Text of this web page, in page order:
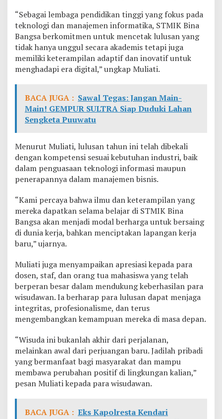
s
n
M
u
l
i
a
S
a
i
n
“Sebagai lembaga pendidikan tinggi yang fokus pada
teknologi dan manajemen informatika, STMIK Bina
Bangsa berkomitmen untuk mencetak lulusan yang
tidak hanya unggul secara akademis tetapi juga
memiliki keterampilan adaptif dan inovatif untuk
menghadapi era digital,” ungkap Muliati.
BACA JUGA : Sawal Tegas: Jangan Main-
Main! GEMPUR SULTRA Siap Duduki Lahan
Sengketa Puuwatu
Menurut Muliati, lulusan tahun ini telah dibekali
dengan kompetensi sesuai kebutuhan industri, baik
dalam penguasaan teknologi informasi maupun
penerapannya dalam manajemen bisnis.
“Kami percaya bahwa ilmu dan keterampilan yang
mereka dapatkan selama belajar di STMIK Bina
Bangsa akan menjadi modal berharga untuk bersaing
di dunia kerja, bahkan menciptakan lapangan kerja
baru,” ujarnya.
Muliati juga menyampaikan apresiasi kepada para
dosen, staf, dan orang tua mahasiswa yang telah
berperan besar dalam mendukung keberhasilan para
wisudawan. Ia berharap para lulusan dapat menjaga
integritas, profesionalisme, dan terus
mengembangkan kemampuan mereka di masa depan.
“Wisuda ini bukanlah akhir dari perjalanan,
melainkan awal dari perjuangan baru. Jadilah pribadi
yang bermanfaat bagi masyarakat dan mampu
membawa perubahan positif di lingkungan kalian,”
pesan Muliati kepada para wisudawan.
BACA JUGA : Eks Kapolresta Kendari